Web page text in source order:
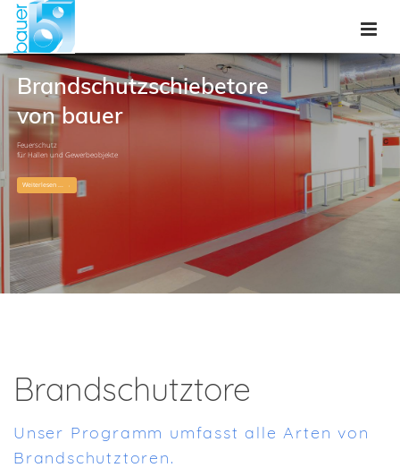
Brandschutzschiebetore
von bauer
Feuerschutz
für Hallen und Gewerbeobjekte
Weiterlesen ...
Brandschutztore
Unser Programm umfasst alle Arten von
Brandschutztoren.